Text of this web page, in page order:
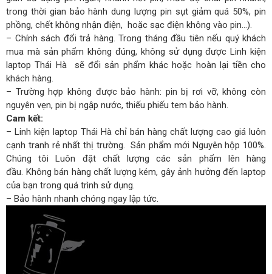
trong thời gian bảo hành dung lượng pin sụt giảm quá 50%, pin
phồng, chết không nhận điện, hoặc sạc điện không vào pin…).
– Chính sách đổi trả hàng. Trong tháng đầu tiên nếu quý khách
mua mà sản phẩm không đúng, không sử dụng được Linh kiện
laptop Thái Hà sẽ đổi sản phẩm khác hoặc hoàn lại tiền cho
khách hàng.
– Trường hợp không được bảo hành: pin bị rơi vỡ, không còn
nguyên vẹn, pin bị ngập nước, thiếu phiếu tem bảo hành.
Cam kết:
– Linh kiện laptop Thái Hà chỉ bán hàng chất lượng cao giá luôn
cạnh tranh rẻ nhất thị trường. Sản phẩm mới Nguyên hộp 100%.
Chúng tôi Luôn đặt chất lượng các sản phẩm lên hàng
đầu. Không bán hàng chất lượng kém, gây ảnh hưởng đến laptop
của bạn trong quá trình sử dụng.
– Bảo hành nhanh chóng ngay lập tức.